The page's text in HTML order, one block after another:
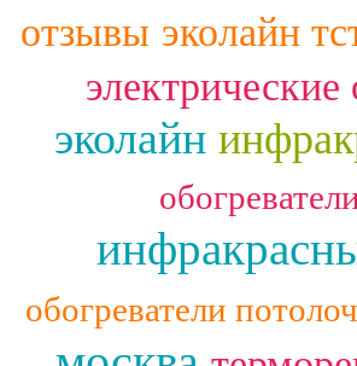
отзывы эколайн
электрические
эколайн
обогреватели